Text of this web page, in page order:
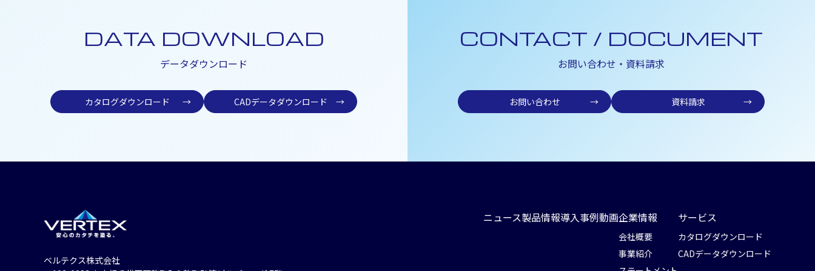
DATA DOWNLOAD
データダウンロード
カタログダウンロード → CADデータダウンロード →
CONTACT / DOCUMENT
お問い合わせ・資料請求
お問い合わせ → 資料請求 →
ベルテクス株式会社
ニュース製品情報導入事例動画企業情報
会社概要
事業紹介
サービス
カタログダウンロード
CADデータダウンロード